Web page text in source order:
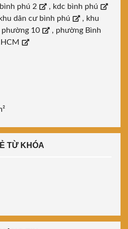
bình phú 2 , kdc bình phú
khu dân cư bình phú , khu
phường 10 , phường Bình
TỪ KHÓA